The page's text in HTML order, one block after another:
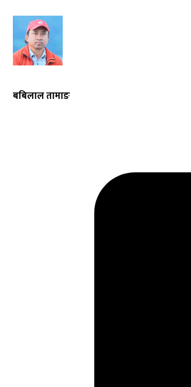
बबिलाल तामाङ